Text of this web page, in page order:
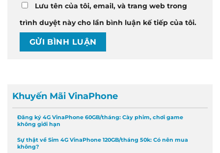
Lưu tên của tôi, email, và trang web trong
trình duyệt này cho lần bình luận kế tiếp của tôi.
Khuyến Mãi VinaPhone
Đăng ký 4G VinaPhone 60GB/tháng: Cày phim, chơi game
không giới hạn
Sự thật về Sim 4G VinaPhone 120GB/tháng 50k: Có nên mua
không?